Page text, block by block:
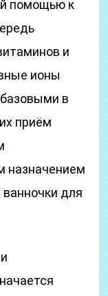
помощью к
и
ионы
в
приём
назначением
для